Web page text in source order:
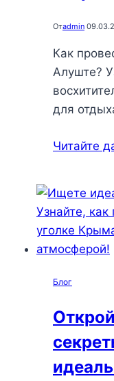
Отadmin
Как
Алуште?
для
Читайте
Блог